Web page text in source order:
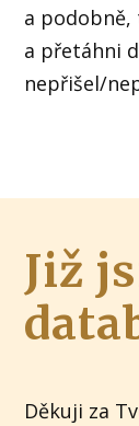
a
a přetáhni
nepřišel/
Již
Děkuji za